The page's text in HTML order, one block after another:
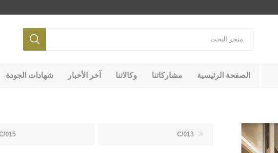
الصفحة الرئيسية مشاركاتنا وكالاتنا آخر الأخبار شهادات الجودة
C/013
015